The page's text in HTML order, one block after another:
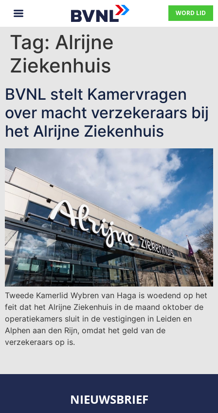
WORD LID
Tag: Alrijne
Ziekenhuis
BVNL stelt Kamervragen
over macht verzekeraars bij
het Alrijne Ziekenhuis
Tweede Kamerlid Wybren van Haga is woedend op het
feit dat het Alrijne Ziekenhuis in de maand oktober de
operatiekamers sluit in de vestigingen in Leiden en
Alphen aan den Rijn, omdat het geld van de
verzekeraars op is.
NIEUWSBRIEF